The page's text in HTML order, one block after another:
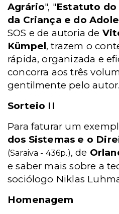
Agrário", "Estatuto do
da Criança e do
SOS e de autoria de
Kümpel, trazem o
rápida, organizada e
concorra aos três
gentilmente pelo autor.
Sorteio II
Para faturar um
dos Sistemas e o
(Saraiva - 436p.), de
e saber mais sobre a
sociólogo Niklas
Homenagem